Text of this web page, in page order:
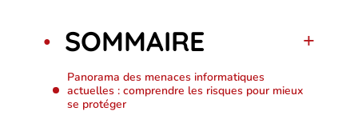
SOMMAIRE
Panorama des menaces informatiques
actuelles : comprendre les risques pour mieux
se protéger